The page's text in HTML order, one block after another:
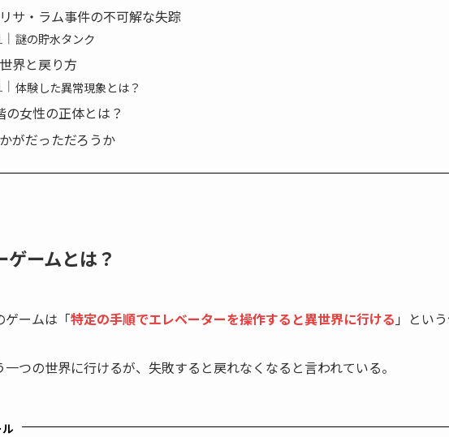
サ・ラム事件の不可解な失踪
謎の貯水タンク
界と戻り方
体験した異常現象とは？
の女性の正体とは？
がだっただろうか
ゲームとは？
ゲームは「特定の手順でエレベーターを操作すると異世界に行ける 」とい
つの世界に行けるが、失敗すると戻れなくなると言われている。